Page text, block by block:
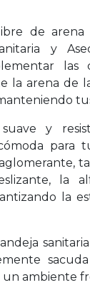
de arena
y
las
la arena de
y
para
la
la
ambiente